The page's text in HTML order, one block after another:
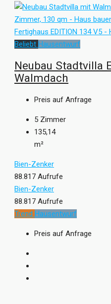
Beliebt Hausentwurf
Neubau Stadtvilla
Walmdach
Preis auf Anfrage
5 Zimmer
135,14
m²
Bien-Zenker
88.817 Aufrufe
Bien-Zenker
88.817 Aufrufe
Trend Hausentwurf
Preis auf Anfrage